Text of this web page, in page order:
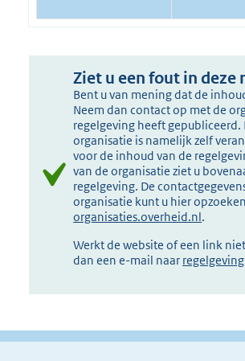
Ziet u een fout in deze
Bent u van mening dat de
Neem dan contact op met de
regelgeving heeft gepubliceerd.
organisatie is namelijk zelf
voor de inhoud van de
van de organisatie ziet u
regelgeving. De
organisatie kunt u hier
organisaties.overheid.nl.
Werkt de website of een link
dan een e-mail naar